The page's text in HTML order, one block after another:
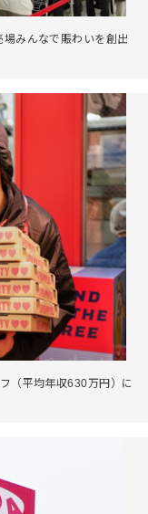
みんなで賑わいを創出
（平均年収630万円）に